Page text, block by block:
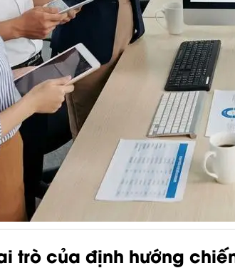
trò của định hướng